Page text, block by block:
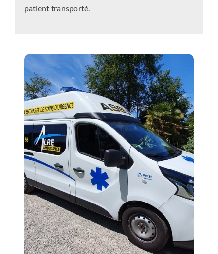
patient transporté.